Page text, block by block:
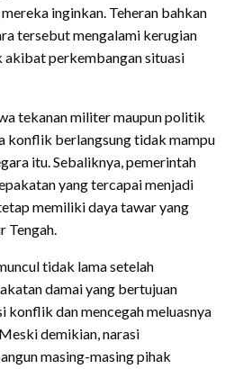
inginkan. Teheran bahkan
tersebut mengalami kerugian
perkembangan situasi
tekanan militer maupun politik
konflik berlangsung tidak mampu
itu. Sebaliknya, pemerintah
yang tercapai menjadi
memiliki daya tawar yang
Tengah.
tidak lama setelah
damai yang bertujuan
konflik dan mencegah meluasnya
demikian, narasi
masing-masing pihak